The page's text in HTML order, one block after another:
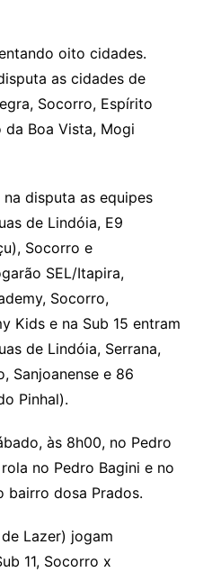
oito cidades.
as cidades de
Socorro, Espírito
da Boa Vista, Mogi
disputa as equipes
de Lindóia, E9
Socorro e
SEL/Itapira,
Socorro,
Kids e na Sub 15 entram
de Lindóia, Serrana,
Sanjoanense e 86
Pinhal).
às 8h00, no Pedro
no Pedro Bagini e no
bairro dosa Prados.
Lazer) jogam
11, Socorro x